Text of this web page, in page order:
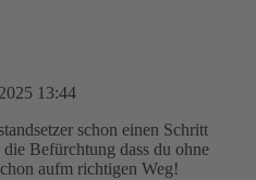
13:44
schon einen Schritt
Befürchtung dass du ohne
aufm richtigen Weg!